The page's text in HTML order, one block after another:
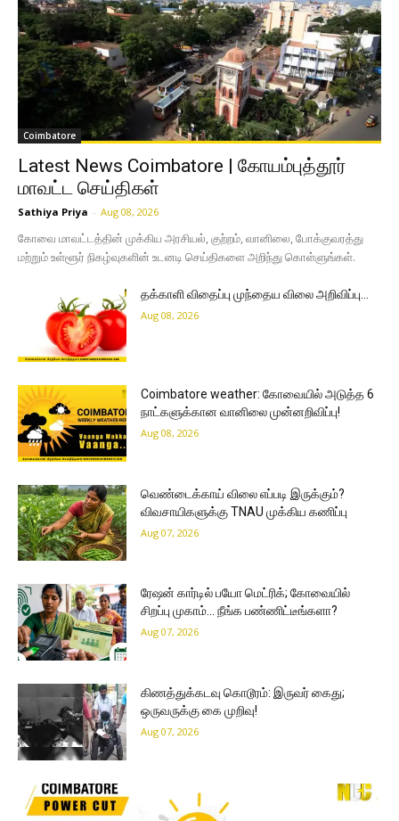
Coimbatore
Latest News Coimbatore | கோயம்புத்தூர்
மாவட்ட செய்திகள்
Sathiya Priya - Aug 08, 2026
கோவை மாவட்டத்தின் முக்கிய அரசியல், குற்றம், வானிலை, போக்குவரத்து
மற்றும் உள்ளூர் நிகழ்வுகளின் உடனடி செய்திகளை அறிந்து கொள்ளுங்கள்.
தக்காளி விதைப்பு முந்தைய விலை அறிவிப்பு…
Aug 08, 2026
Coimbatore weather: கோவையில் அடுத்த 6
நாட்களுக்கான வானிலை முன்னறிவிப்பு!
Aug 08, 2026
வெண்டைக்காய் விலை எப்படி இருக்கும்?
விவசாயிகளுக்கு TNAU முக்கிய கணிப்பு
Aug 07, 2026
ரேஷன் கார்டில் பயோ மெட்ரிக்; கோவையில்
சிறப்பு முகாம்… நீங்க பண்ணிட்டீங்களா?
Aug 07, 2026
கிணத்துக்கடவு கொடூரம்: இருவர் கைது;
ஒருவருக்கு கை முறிவு!
Aug 07, 2026